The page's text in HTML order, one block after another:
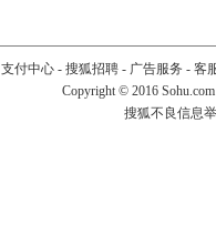
支付中心- 搜狐招聘- 广告服务 - 客
Copyright © 2016
搜狐不良信息